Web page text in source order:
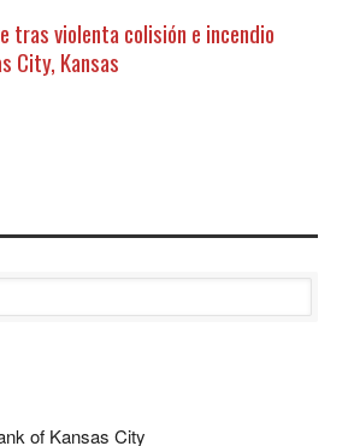
tras violenta colisión e incendio
City, Kansas